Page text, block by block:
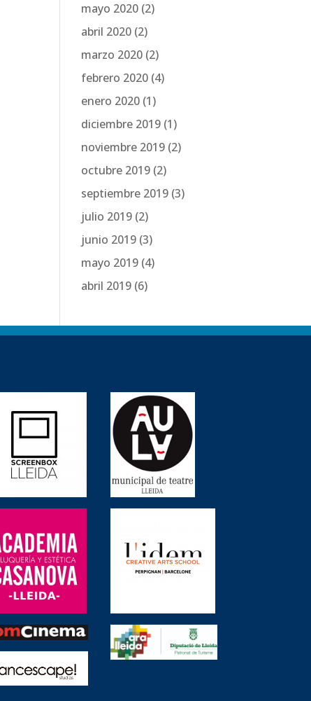
mayo 2020 (2)
abril 2020 (2)
marzo 2020 (2)
febrero 2020 (4)
enero 2020 (1)
diciembre 2019 (1)
noviembre 2019 (2)
octubre 2019 (2)
septiembre 2019 (3)
julio 2019 (2)
junio 2019 (3)
mayo 2019 (4)
abril 2019 (6)